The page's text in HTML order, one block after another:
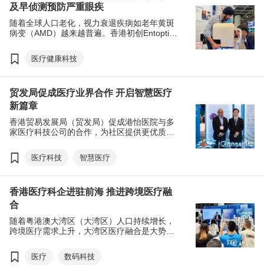
及早侦测预防严重眼疾
随着全球人口老化，视力衰退疾病如老年黄斑
病变（AMD）越来越普遍。香港初创Entoptica
且更经济实惠地识别各类视网膜疾病。这不仅
能促进健康老龄化，同时有助减轻医疗系统的
线”中脱颖而出，获选为本年度十优初创企业之
一。
医疗健康科技
贸发局促成医疗业界合作 开启智慧医疗
新篇章
香港贸易发展局（贸发局）促成港怡医院与多
家医疗科技公司的合作，为社区提供更优质、
医疗科技 智慧医疗
香港医疗科企进驻前海 推进跨境医疗融
合
随着粤港澳大湾区（大湾区）人口持续增长，
跨境医疗需求上升，大湾区医疗融合是大势所
构，在区内提供高质量的医疗服务。
医疗 数码科技